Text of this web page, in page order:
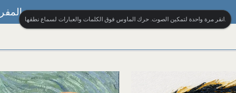
انقر مرة واحدة لتمكين الصوت. حرك الماوس فوق الكلمات والعبارات لسماع نطقها.